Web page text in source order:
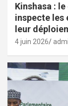
Kinshasa :
inspecte les
leur
4 juin 2026